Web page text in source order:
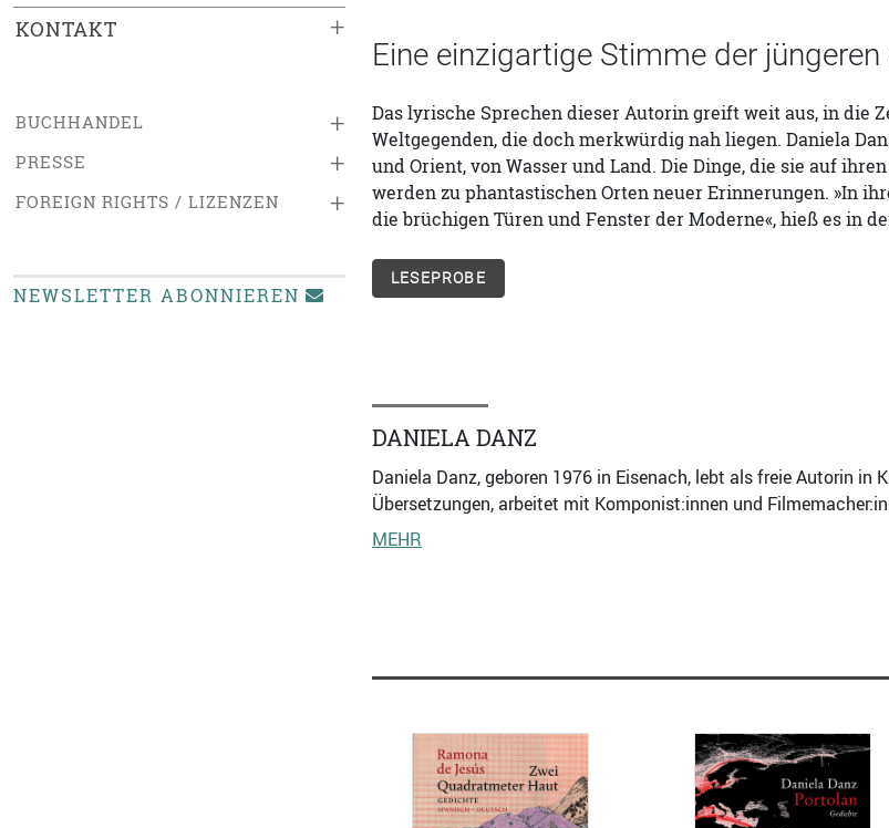
+
KONTAKT
+
BUCHHANDEL
+
PRESSE
+
FOREIGN RIGHTS / LIZENZEN
NEWSLETTER ABONNIEREN
Eine einzigartige Stimme der
Das lyrische Sprechen dieser Autorin greift weit aus, in die
Weltgegenden, die doch merkwürdig nah liegen. Daniela
und Orient, von Wasser und Land. Die Dinge, die sie auf
werden zu phantastischen Orten neuer Erinnerungen. »In
die brüchigen Türen und Fenster der Moderne«, hieß es in
LESEPROBE
DANIELA DANZ
Daniela Danz, geboren 1976 in Eisenach, lebt als freie Autorin
Übersetzungen, arbeitet mit Komponist:innen und
MEHR